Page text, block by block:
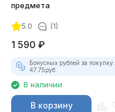
предмета
5.0 (1)
1 590 ₽
Бонусных рублей за покупку:
47.75руб.
В наличии
В корзину